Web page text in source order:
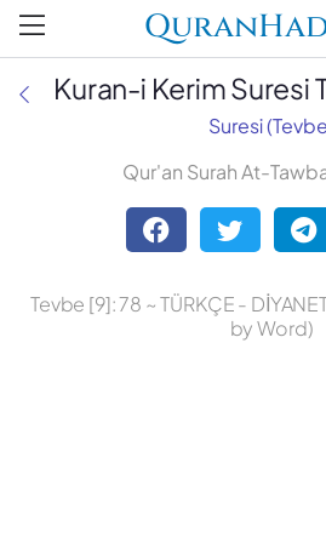
Abdulbaki Gölpınarlı
Adem Uğur
Ali Bulaç
Kuran-i Kerim Suresi
Suresi
Qur'an Surah At-
Tevbe [9]: 78 ~ TÜRKÇE -
by Word)